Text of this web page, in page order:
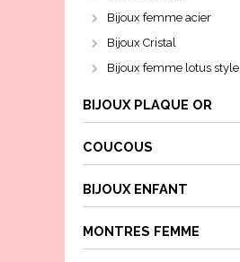
Bijoux femme acier
Bijoux Cristal
Bijoux femme lotus style
BIJOUX PLAQUE OR
COUCOUS
BIJOUX ENFANT
MONTRES FEMME